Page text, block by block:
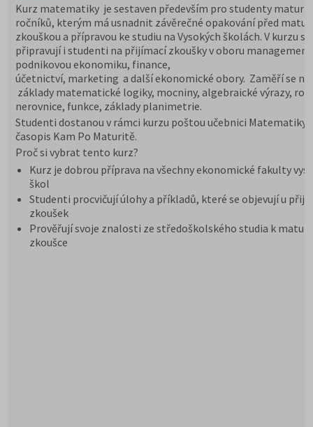
Kurz matematiky je sestaven především pro studenty
ročníků, kterým má usnadnit závěrečné opakování před
zkouškou a přípravou ke studiu na Vysokých školách. V kurzu se
připravují i studenti na přijímací zkoušky v oboru
podnikovou ekonomiku, finance,
účetnictví, marketing a další ekonomické obory. Zaměří se na
základy matematické logiky, mocniny, algebraické výrazy,
nerovnice, funkce, základy planimetrie.
Studenti dostanou v rámci kurzu poštou učebnici Matematiky
časopis Kam Po Maturitě.
Proč si vybrat tento kurz?
Kurz je dobrou příprava na všechny ekonomické fakulty
škol
Studenti procvičují úlohy a příkladů, které se objevují u
zkoušek
Prověřují svoje znalosti ze středoškolského studia k
zkoušce